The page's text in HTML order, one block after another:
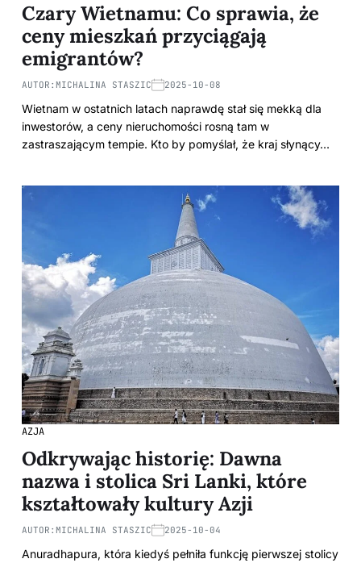
Czary Wietnamu: Co sprawia, że
ceny mieszkań przyciągają
emigrantów?
AUTOR: MICHALINA STASZIC 2025-10-08
Wietnam w ostatnich latach naprawdę stał się mekką dla
inwestorów, a ceny nieruchomości rosną tam w
zastraszającym tempie. Kto by pomyślał, że kraj słynący…
AZJA
Odkrywając historię: Dawna
nazwa i stolica Sri Lanki, które
kształtowały kultury Azji
AUTOR: MICHALINA STASZIC 2025-10-04
Anuradhapura, która kiedyś pełniła funkcję pierwszej stolicy